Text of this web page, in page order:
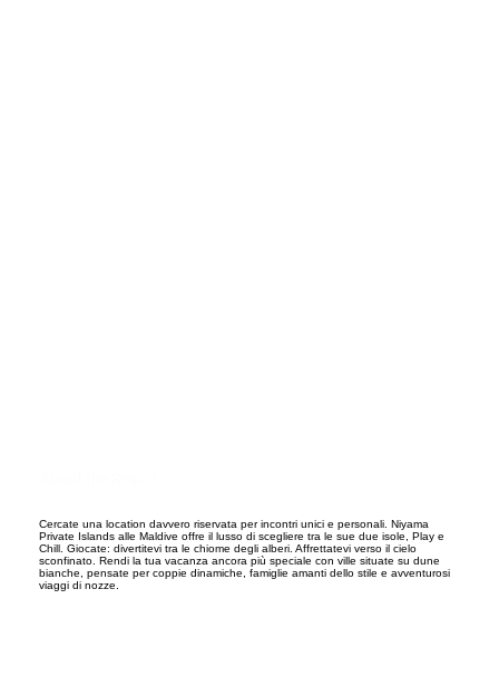
Cercate una location davvero riservata per incontri unici e personali. Niyama
Private Islands alle Maldive offre il lusso di scegliere tra le sue due isole, Play e
Chill. Giocate: divertitevi tra le chiome degli alberi. Affrettatevi verso il cielo
sconfinato. Rendi la tua vacanza ancora più speciale con ville situate su dune
bianche, pensate per coppie dinamiche, famiglie amanti dello stile e avventurosi
viaggi di nozze.